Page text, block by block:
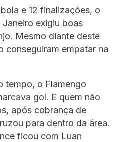
e 12 finalizações, o
exigiu boas
Mesmo diante deste
conseguiram empatar na
tempo, o Flamengo
gol. E quem não
após cobrança de
para dentro da área.
ficou com Luan